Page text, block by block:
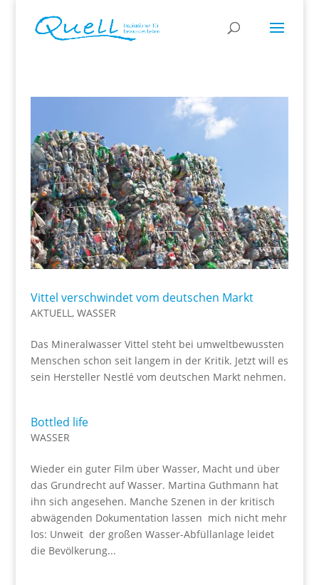
Vittel verschwindet vom deutschen Markt
AKTUELL, WASSER
Das Mineralwasser Vittel steht bei umweltbewussten
Menschen schon seit langem in der Kritik. Jetzt will es
sein Hersteller Nestlé vom deutschen Markt nehmen.
Bottled life
WASSER
Wieder ein guter Film über Wasser, Macht und über
das Grundrecht auf Wasser. Martina Guthmann hat
ihn sich angesehen. Manche Szenen in der kritisch
abwägenden Dokumentation lassen mich nicht mehr
los: Unweit der großen Wasser-Abfüllanlage leidet
die Bevölkerung...